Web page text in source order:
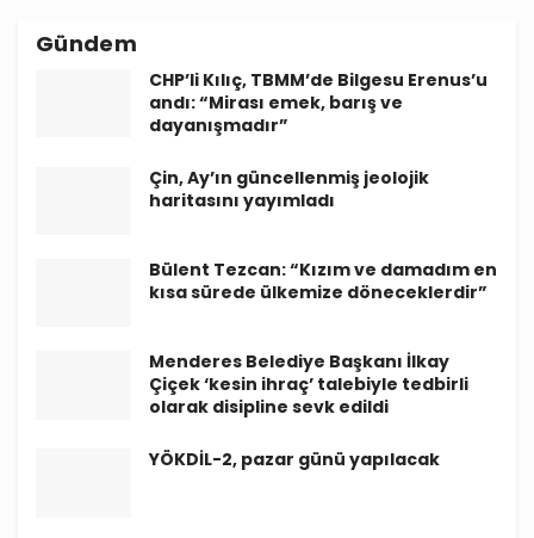
Gündem
CHP’li Kılıç, TBMM’de Bilgesu Erenus’u
andı: “Mirası emek, barış ve
dayanışmadır”
Çin, Ay’ın güncellenmiş jeolojik
haritasını yayımladı
Bülent Tezcan: “Kızım ve damadım en
kısa sürede ülkemize döneceklerdir”
Menderes Belediye Başkanı İlkay
Çiçek ‘kesin ihraç’ talebiyle tedbirli
olarak disipline sevk edildi
YÖKDİL-2, pazar günü yapılacak